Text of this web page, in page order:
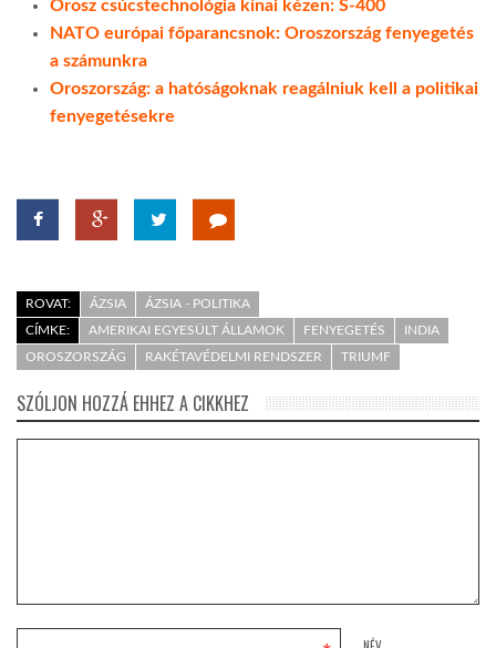
Orosz csúcstechnológia kínai kézen: S-400
NATO európai főparancsnok: Oroszország fenyegetés
a számunkra
Oroszország: a hatóságoknak reagálniuk kell a politikai
fenyegetésekre
ROVAT: ÁZSIA
ÁZSIA - POLITIKA
CÍMKE:
AMERIKAI EGYESÜLT ÁLLAMOK FENYEGETÉS
INDIA
OROSZORSZÁG
RAKÉTAVÉDELMI RENDSZER TRIUMF
SZÓLJON HOZZÁ EHHEZ A CIKKHEZ